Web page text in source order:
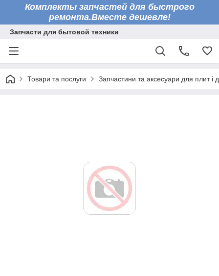
Комплекты запчастей для быстрого
ремонта.Вместе дешевле!
Запчасти для бытовой техники
Товари та послуги Запчастини та аксесуари для плит і